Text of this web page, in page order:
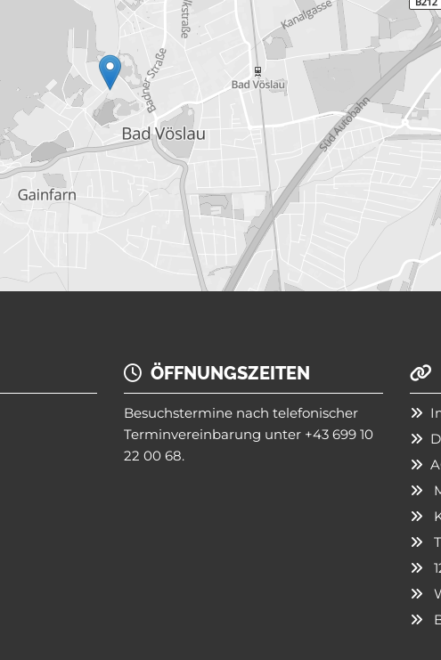
 ÖFFNUNGSZEITEN
Besuchstermine nach telefonischer
Terminvereinbarung unter +43 699 10
22 00 68.









